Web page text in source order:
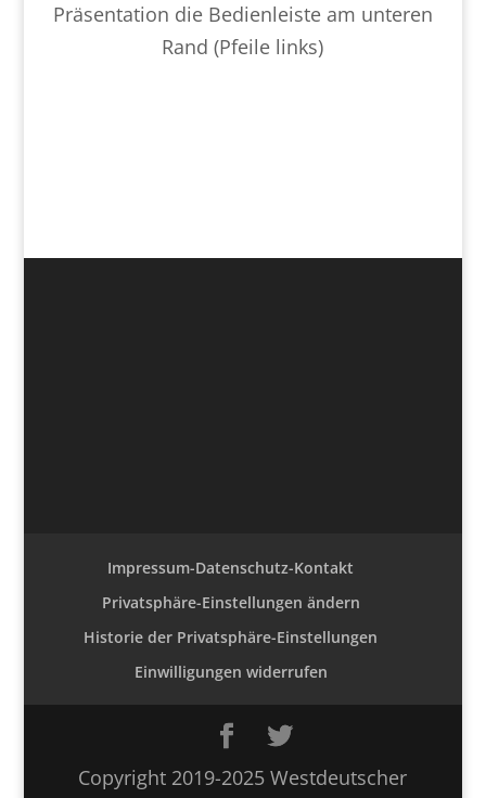
Präsentation die Bedienleiste am unteren
Rand (Pfeile links)
Impressum-Datenschutz-Kontakt
Privatsphäre-Einstellungen ändern
Historie der Privatsphäre-Einstellungen
Einwilligungen widerrufen
Copyright 2019-2025 Westdeutscher